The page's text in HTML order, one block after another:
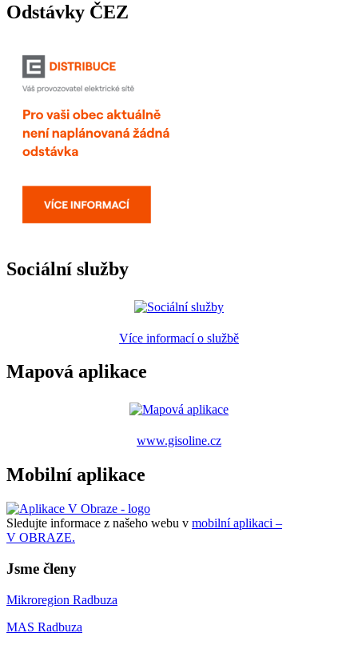
Odstávky ČEZ
Sociální služby
Více informací o službě
Mapová aplikace
www.gisoline.cz
Mobilní aplikace
Sledujte informace z našeho webu v mobilní aplikaci –
V OBRAZE.
Jsme členy
Mikroregion Radbuza
MAS Radbuza